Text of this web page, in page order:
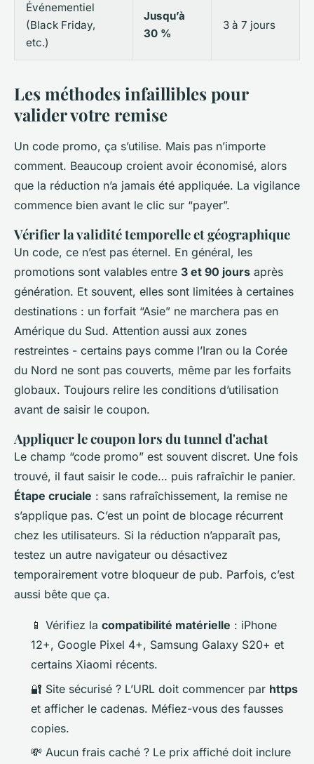
Événementiel
(Black Friday,
etc.)
Jusqu’à
30 %
3 à 7 jours
Les méthodes infaillibles pour
valider votre remise
Un code promo, ça s’utilise. Mais pas n’importe
comment. Beaucoup croient avoir économisé, alors
que la réduction n’a jamais été appliquée. La vigilance
commence bien avant le clic sur “payer”.
Vérifier la validité temporelle et géographique
Un code, ce n’est pas éternel. En général, les
promotions sont valables entre 3 et 90 jours après
génération. Et souvent, elles sont limitées à certaines
destinations : un forfait “Asie” ne marchera pas en
Amérique du Sud. Attention aussi aux zones
restreintes - certains pays comme l’Iran ou la Corée
du Nord ne sont pas couverts, même par les forfaits
globaux. Toujours relire les conditions d’utilisation
avant de saisir le coupon.
Appliquer le coupon lors du tunnel d'achat
Le champ “code promo” est souvent discret. Une fois
trouvé, il faut saisir le code… puis rafraîchir le panier.
Étape cruciale : sans rafraîchissement, la remise ne
s’applique pas. C’est un point de blocage récurrent
chez les utilisateurs. Si la réduction n’apparaît pas,
testez un autre navigateur ou désactivez
temporairement votre bloqueur de pub. Parfois, c’est
aussi bête que ça.
📱 Vérifiez la compatibilité matérielle : iPhone
12+, Google Pixel 4+, Samsung Galaxy S20+ et
certains Xiaomi récents.
🔐 Site sécurisé ? L’URL doit commencer par https
et afficher le cadenas. Méfiez-vous des fausses
copies.
💸 Aucun frais caché ? Le prix affiché doit inclure